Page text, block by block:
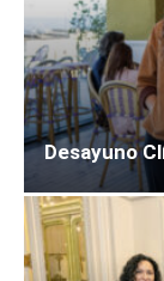
Desayuno